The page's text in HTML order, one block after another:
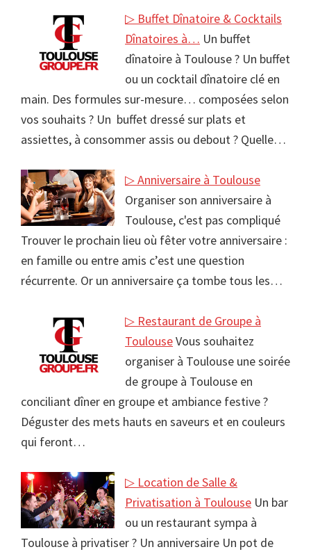
▷ Buffet Dînatoire & Cocktails
Dînatoires à… Un buffet
dînatoire à Toulouse ? Un buffet
ou un cocktail dînatoire clé en
main. Des formules sur-mesure… composées selon
vos souhaits ? Un buffet dressé sur plats et
assiettes, à consommer assis ou debout ? Quelle…
▷ Anniversaire à Toulouse
Organiser son anniversaire à
Toulouse, c'est pas compliqué
Trouver le prochain lieu où fêter votre anniversaire :
en famille ou entre amis c’est une question
récurrente. Or un anniversaire ça tombe tous les…
▷ Restaurant de Groupe à
ToulouseVous souhaitez
organiser à Toulouse une soirée
de groupe à Toulouse en
conciliant dîner en groupe et ambiance festive ?
Déguster des mets hauts en saveurs et en couleurs
qui feront…
▷ Location de Salle &
Privatisation à Toulouse Un bar
ou un restaurant sympa à
Toulouse à privatiser ? Un anniversaire Un pot de